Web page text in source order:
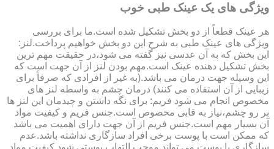
ویژگی های یک عینک طبی خوب
هر عینک قطعاً از دو بخش تشکیل شده است.ما برای بررسی
ویژگی های عینک طبی به شرح این دو بخش خواهیم پرداخت.لنز:
این بخش که به آن عدسی نیز گفته می شود،در حقیقت مهم ترین
بخش تشکیل دهنده عینک است.مهم بودن لنز از آن جهت است که
این وسیله جهت درمان می باشد.(به غیر از افرادی که صرفاً برای
زیبایی از آن استفاده می کنند) درمان چشم به واسطه لنز های
مخصوص انجام می شود فریم: برای نگه داشتن و چیدمان این لنز ها
بر رو چشم،نیاز به قابی مخصوص است.جنس فریم و کیفیت مواد
آن بسیار مهم است.جنس فریم از آن جهت دارای اهمیت می باشد
که ممکن است با پوست برخی افراد سازگاری نداشته باشد.عدم